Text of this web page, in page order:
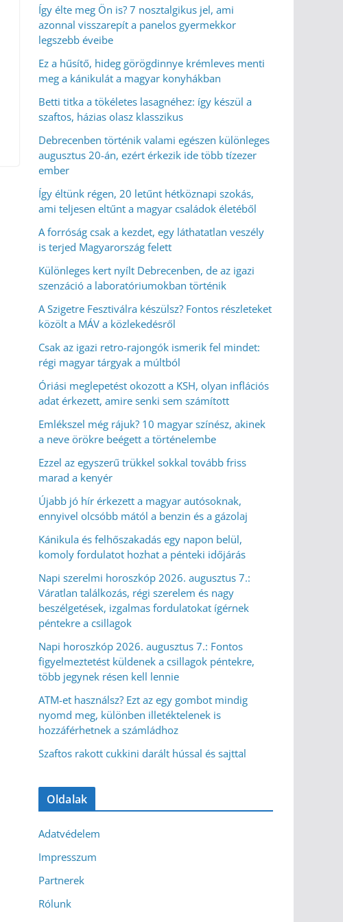
Így élte meg Ön is? 7 nosztalgikus jel, ami
azonnal visszarepít a panelos gyermekkor
legszebb éveibe
Ez a hűsítő, hideg görögdinnye krémleves menti
meg a kánikulát a magyar konyhákban
Betti titka a tökéletes lasagnéhez: így készül a
szaftos, házias olasz klasszikus
Debrecenben történik valami egészen különleges
augusztus 20-án, ezért érkezik ide több tízezer
ember
Így éltünk régen, 20 letűnt hétköznapi szokás,
ami teljesen eltűnt a magyar családok életéből
A forróság csak a kezdet, egy láthatatlan veszély
is terjed Magyarország felett
Különleges kert nyílt Debrecenben, de az igazi
szenzáció a laboratóriumokban történik
A Szigetre Fesztiválra készülsz? Fontos részleteket
közölt a MÁV a közlekedésről
Csak az igazi retro-rajongók ismerik fel mindet:
régi magyar tárgyak a múltból
Óriási meglepetést okozott a KSH, olyan inflációs
adat érkezett, amire senki sem számított
Emlékszel még rájuk? 10 magyar színész, akinek
a neve örökre beégett a történelembe
Ezzel az egyszerű trükkel sokkal tovább friss
marad a kenyér
Újabb jó hír érkezett a magyar autósoknak,
ennyivel olcsóbb mától a benzin és a gázolaj
Kánikula és felhőszakadás egy napon belül,
komoly fordulatot hozhat a pénteki időjárás
Napi szerelmi horoszkóp 2026. augusztus 7.:
Váratlan találkozás, régi szerelem és nagy
beszélgetések, izgalmas fordulatokat ígérnek
péntekre a csillagok
Napi horoszkóp 2026. augusztus 7.: Fontos
figyelmeztetést küldenek a csillagok péntekre,
több jegynek résen kell lennie
ATM-et használsz? Ezt az egy gombot mindig
nyomd meg, különben illetéktelenek is
hozzáférhetnek a számládhoz
Szaftos rakott cukkini darált hússal és sajttal
Oldalak
Adatvédelem
Impresszum
Partnerek
Rólunk